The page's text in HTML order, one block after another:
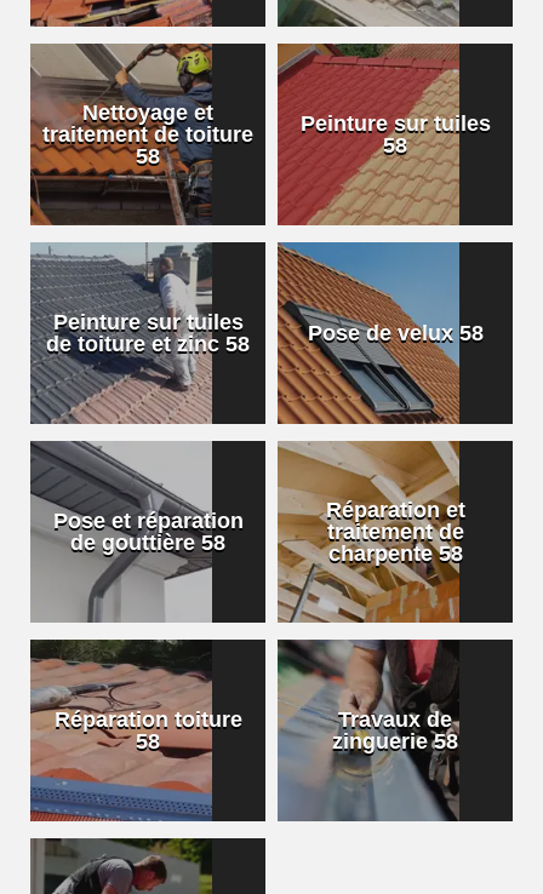
Nettoyage et
traitement de toiture
58
Peinture sur tuiles
58
Peinture sur tuiles
de toiture et zinc 58
Pose de velux 58
Pose et réparation
de gouttière 58
Réparation et
traitement de
charpente 58
Réparation toiture
58
Travaux de
zinguerie 58